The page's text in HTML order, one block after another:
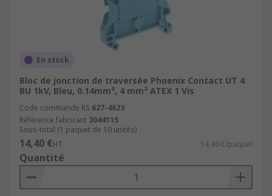
En stock
Bloc de jonction de traversée Phoenix Contact UT 4
BU 1kV, Bleu, 0.14mm², 4 mm² ATEX 1 Vis
Code commande RS 627-4623
Référence fabricant 3044115
Sous-total (1 paquet de 10 unités)
14,40 €HT 14,40 €/paquet
Quantité